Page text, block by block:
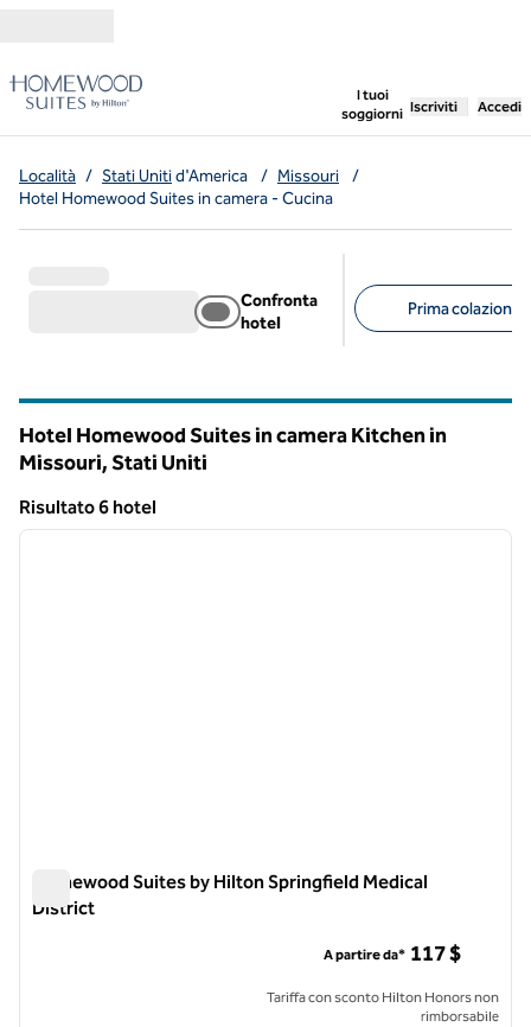
I tuoi
soggiorni
, apre una
Iscriviti Accedi
Località / Stati Unitid'America / Missouri
/
Hotel Homewood Suites in camera - Cucina
Confronta
hotel
Prima colazione
Hotel Homewood Suites in camera Kitchen in
Missouri, Stati Uniti
Risultato 6 hotel
Risultato 6 hotel
1 di 12
Homewood Suites by Hilton Springfield Medical
District
A partire da* 117 $
Tariffa con sconto Hilton Honors non
rimborsabile